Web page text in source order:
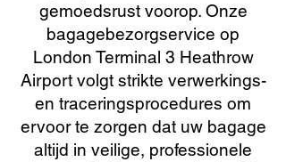
gemoedsrust voorop. Onze
bagagebezorgservice op
London Terminal 3 Heathrow
Airport volgt strikte verwerkings-
en traceringsprocedures om
ervoor te zorgen dat uw bagage
altijd in veilige, professionele